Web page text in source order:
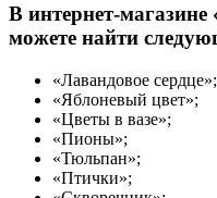
В интернет-
можете найти
«Лавандовое сердце»;
«Яблоневый цвет»;
«Цветы в вазе»;
«Пионы»;
«Тюльпан»;
«Птички»;